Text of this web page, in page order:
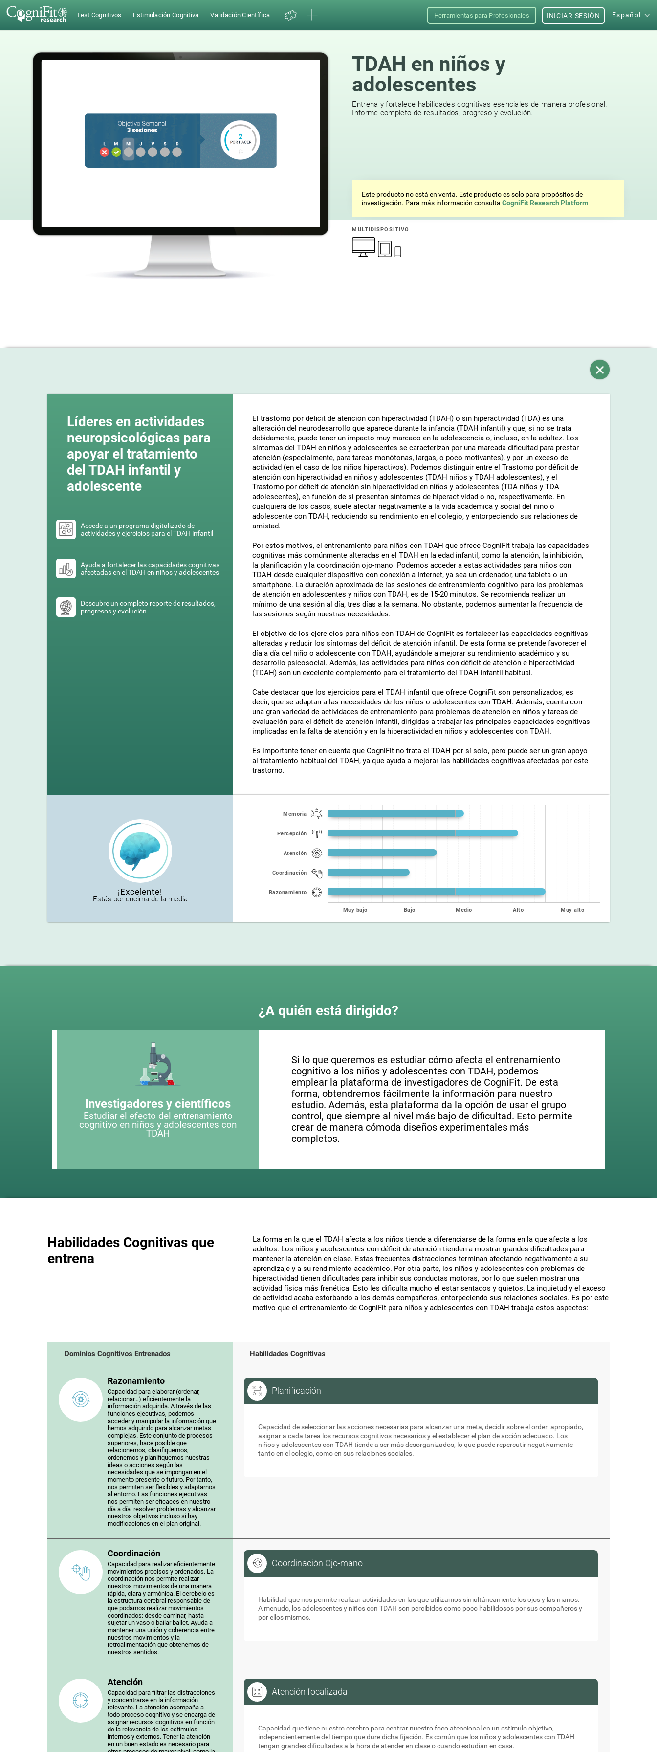
Test Cognitivos Estimulación Cognitiva Validación Científica Herramientas para Profesionales Español
INICIAR SESIÓN
TDAH en niños y
adolescentes
Entrena y fortalece habilidades cognitivas esenciales de manera profesional.
Informe completo de resultados, progreso y evolución.
Este producto no está en venta. Este producto es solo para propósitos de
investigación. Para más información consultaCogniFit Research Platform
MULTIDISPOSITIVO
Líderes en actividades
neuropsicológicas para
apoyar el tratamiento
del TDAH infantil y
adolescente
Accede a un programa digitalizado de
actividades y ejercicios para el TDAH infantil
Ayuda a fortalecer las capacidades cognitivas
afectadas en el TDAH en niños y adolescentes
Descubre un completo reporte de resultados,
progresos y evolución
El trastorno por déficit de atención con hiperactividad (TDAH) o sin hiperactividad (TDA) es una
alteración del neurodesarrollo que aparece durante la infancia (TDAH infantil) y que, si no se trata
debidamente, puede tener un impacto muy marcado en la adolescencia o, incluso, en la adultez. Los
síntomas del TDAH en niños y adolescentes se caracterizan por una marcada dificultad para prestar
atención (especialmente, para tareas monótonas, largas, o poco motivantes), y por un exceso de
actividad (en el caso de los niños hiperactivos). Podemos distinguir entre el Trastorno por déficit de
atención con hiperactividad en niños y adolescentes (TDAH niños y TDAH adolescentes), y el
Trastorno por déficit de atención sin hiperactividad en niños y adolescentes (TDA niños y TDA
adolescentes), en función de si presentan síntomas de hiperactividad o no, respectivamente. En
cualquiera de los casos, suele afectar negativamente a la vida académica y social del niño o
adolescente con TDAH, reduciendo su rendimiento en el colegio, y entorpeciendo sus relaciones de
amistad.
Por estos motivos, el entrenamiento para niños con TDAH que ofrece CogniFit trabaja las capacidades
cognitivas más comúnmente alteradas en el TDAH en la edad infantil, como la atención, la inhibición,
la planificación y la coordinación ojo-mano. Podemos acceder a estas actividades para niños con
TDAH desde cualquier dispositivo con conexión a Internet, ya sea un ordenador, una tableta o un
smartphone. La duración aproximada de las sesiones de entrenamiento cognitivo para los problemas
de atención en adolescentes y niños con TDAH, es de 15-20 minutos. Se recomienda realizar un
mínimo de una sesión al día, tres días a la semana. No obstante, podemos aumentar la frecuencia de
las sesiones según nuestras necesidades.
El objetivo de los ejercicios para niños con TDAH de CogniFit es fortalecer las capacidades cognitivas
alteradas y reducir los síntomas del déficit de atención infantil. De esta forma se pretende favorecer el
día a día del niño o adolescente con TDAH, ayudándole a mejorar su rendimiento académico y su
desarrollo psicosocial. Además, las actividades para niños con déficit de atención e hiperactividad
(TDAH) son un excelente complemento para el tratamiento del TDAH infantil habitual.
Cabe destacar que los ejercicios para el TDAH infantil que ofrece CogniFit son personalizados, es
decir, que se adaptan a las necesidades de los niños o adolescentes con TDAH. Además, cuenta con
una gran variedad de actividades de entrenamiento para problemas de atención en niños y tareas de
evaluación para el déficit de atención infantil, dirigidas a trabajar las principales capacidades cognitivas
implicadas en la falta de atención y en la hiperactividad en niños y adolescentes con TDAH.
Es importante tener en cuenta que CogniFit no trata el TDAH por sí solo, pero puede ser un gran apoyo
al tratamiento habitual del TDAH, ya que ayuda a mejorar las habilidades cognitivas afectadas por este
trastorno.
¡Excelente!
Estás por encima de la media
Memoria
Percepción
Atención
Coordinación
Razonamiento
Muy bajo Bajo Medio Alto Muy alto
¿A quién está dirigido?
Investigadores y científicos
Estudiar el efecto del entrenamiento
cognitivo en niños y adolescentes con
TDAH
Si lo que queremos es estudiar cómo afecta el entrenamiento
cognitivo a los niños y adolescentes con TDAH, podemos
emplear la plataforma de investigadores de CogniFit. De esta
forma, obtendremos fácilmente la información para nuestro
estudio. Además, esta plataforma da la opción de usar el grupo
control, que siempre al nivel más bajo de dificultad. Esto permite
crear de manera cómoda diseños experimentales más
completos.
Habilidades Cognitivas que
entrena
La forma en la que el TDAH afecta a los niños tiende a diferenciarse de la forma en la que afecta a los
adultos. Los niños y adolescentes con déficit de atención tienden a mostrar grandes dificultades para
mantener la atención en clase. Estas frecuentes distracciones terminan afectando negativamente a su
aprendizaje y a su rendimiento académico. Por otra parte, los niños y adolescentes con problemas de
hiperactividad tienen dificultades para inhibir sus conductas motoras, por lo que suelen mostrar una
actividad física más frenética. Esto les dificulta mucho el estar sentados y quietos. La inquietud y el exceso
de actividad acaba estorbando a los demás compañeros, entorpeciendo sus relaciones sociales. Es por este
motivo que el entrenamiento de CogniFit para niños y adolescentes con TDAH trabaja estos aspectos:
Dominios Cognitivos Entrenados Habilidades Cognitivas
Razonamiento
Capacidad para elaborar (ordenar,
relacionar…) eficientemente la
información adquirida. A través de las
funciones ejecutivas, podemos
acceder y manipular la información que
hemos adquirido para alcanzar metas
complejas. Este conjunto de procesos
superiores, hace posible que
relacionemos, clasifiquemos,
ordenemos y planifiquemos nuestras
ideas o acciones según las
necesidades que se impongan en el
momento presente o futuro. Por tanto,
nos permiten ser flexibles y adaptarnos
al entorno. Las funciones ejecutivas
nos permiten ser eficaces en nuestro
día a día, resolver problemas y alcanzar
nuestros objetivos incluso si hay
modificaciones en el plan original.
Planificación
Capacidad de seleccionar las acciones necesarias para alcanzar una meta, decidir sobre el orden apropiado,
asignar a cada tarea los recursos cognitivos necesarios y el establecer el plan de acción adecuado. Los
niños y adolescentes con TDAH tiende a ser más desorganizados, lo que puede repercutir negativamente
tanto en el colegio, como en sus relaciones sociales.
Coordinación
Capacidad para realizar eficientemente
movimientos precisos y ordenados. La
coordinación nos permite realizar
nuestros movimientos de una manera
rápida, clara y armónica. El cerebelo es
la estructura cerebral responsable de
que podamos realizar movimientos
coordinados: desde caminar, hasta
sujetar un vaso o bailar ballet. Ayuda a
mantener una unión y coherencia entre
nuestros movimientos y la
retroalimentación que obtenemos de
nuestros sentidos.
Coordinación Ojo-mano
Habilidad que nos permite realizar actividades en las que utilizamos simultáneamente los ojos y las manos.
A menudo, los adolescentes y niños con TDAH son percibidos como poco habilidosos por sus compañeros y
por ellos mismos.
Atención
Capacidad para filtrar las distracciones
y concentrarse en la información
relevante. La atención acompaña a
todo proceso cognitivo y se encarga de
asignar recursos cognitivos en función
de la relevancia de los estímulos
internos y externos. Tener la atención
en un buen estado es necesario para
Atención focalizada
Capacidad que tiene nuestro cerebro para centrar nuestro foco atencional en un estímulo objetivo,
independientemente del tiempo que dure dicha fijación. Es común que los niños y adolescentes con TDAH
tengan grandes dificultades a la hora de atender en clase o cuando estudian en casa.